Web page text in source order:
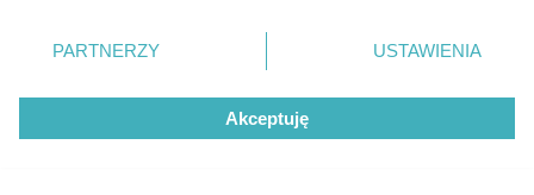
rozpowszechniany lub dalej rozpowszechniany w jakikolwiek sposób
eksploatacji w jakiejkolwiek formie, włącznie z umieszczaniem w
Internecie bez pisemnej zgody właściciela praw. Jakiekolwiek użycie
lub wykorzystanie utworów w całości lub w części z naruszeniem
zmienić/wycofać klikając przycisk ustawień prywatności
znajdujący się w lewym dolnym rogu strony
rodzaje przetwarzania danych nie wymagają zgody
użytkownika, ale masz prawo sprzeciwić się takiemu
przetwarzaniu. Preferencje będą miały zastosowanie tylko
PARTNERZY USTAWIENIA
Akceptuję